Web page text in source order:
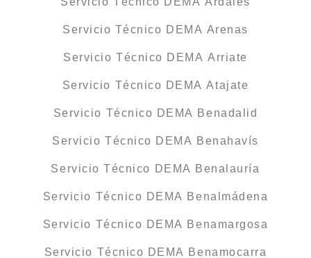
Servicio Técnico DEMA Arenas
Servicio Técnico DEMA Arriate
Servicio Técnico DEMA Atajate
Servicio Técnico DEMA Benadalid
Servicio Técnico DEMA Benahavís
Servicio Técnico DEMA Benalauría
Servicio Técnico DEMA Benalmádena
Servicio Técnico DEMA Benamargosa
Servicio Técnico DEMA Benamocarra